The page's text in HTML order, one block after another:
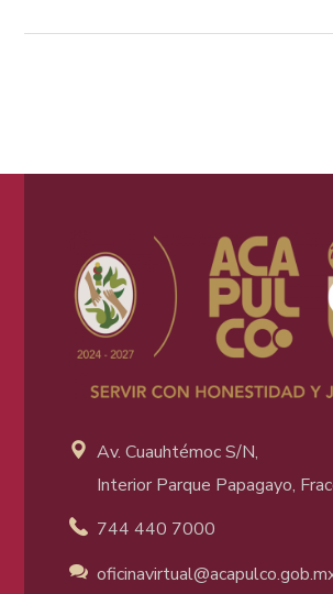
Av. Cuauhtémoc S/N,
Interior Parque Papagayo,
744 440 7000
oficinavirtual@acapulco